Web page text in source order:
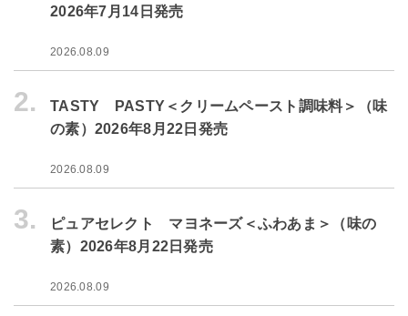
2026年7月14日発売
2026.08.09
2.
TASTY PASTY＜クリームペースト調味料＞（味
の素）2026年8月22日発売
2026.08.09
3.
ピュアセレクト マヨネーズ＜ふわあま＞（味の
素）2026年8月22日発売
2026.08.09